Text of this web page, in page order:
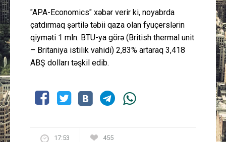
Cəmiyyət
Peşə etikası
"APA-Economics" xəbər verir ki, noyabrda
çatdırmaq şərtilə təbii qaza olan fyuçerslərin
qiyməti 1 mln. BTU-ya görə (British thermal unit
– Britaniya istilik vahidi) 2,83% artaraq 3,418
ABŞ dolları təşkil edib.
17:53 455